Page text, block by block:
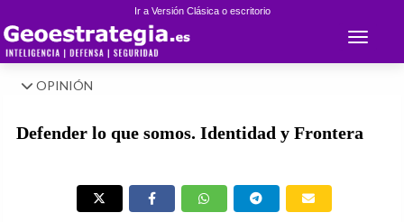
Ir a Versión Clásica o escritorio
Toggle
OPINIÓN
Defender lo que somos. Identidad y Frontera